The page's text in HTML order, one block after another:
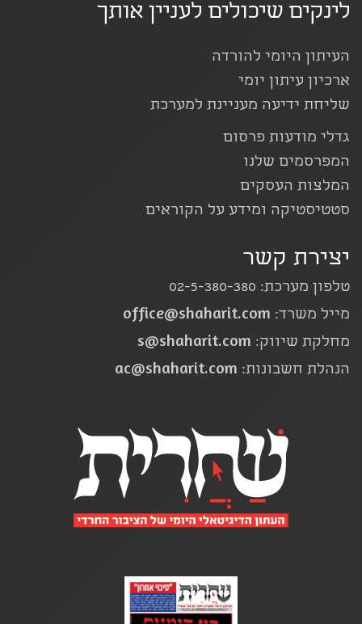
לינקים שיכולים לעניין אותך
העיתון היומי להורדה
ארכיון עיתון יומי
שליחת ידיעה מעניינת למערכת
גדלי מודעות פרסום
המפרסמים שלנו
המלצות העסקים
סטטיסטיקה ומידע על הקוראים
יצירת קשר
טלפון מערכת: 02-5-380-380
מייל משרד: office@shaharit.com
מחלקת שיווק: s@shaharit.com
הנהלת חשבונות: ac@shaharit.com